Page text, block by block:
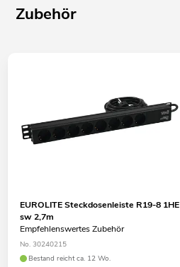
Zubehör
EUROLITE Steckdosenleiste R19-8 1HE
sw 2,7m
Empfehlenswertes Zubehör
No. 30240215
Bestand reicht ca. 12 Wo.